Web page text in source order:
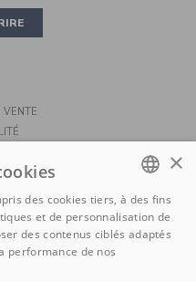
VENTE
DUTCH
FRENCH
×
des cookies tiers, à des fins
et de personnalisation de
des contenus ciblés adaptés
performance de nos